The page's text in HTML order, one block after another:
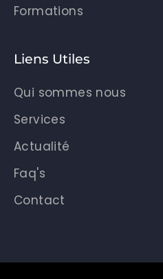
Formations
Liens Utiles
Qui sommes nous
Services
Actualité
Faq's
Contact